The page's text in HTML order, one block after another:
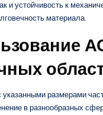
и устойчивость к
материала.
размерами
в разнообразных